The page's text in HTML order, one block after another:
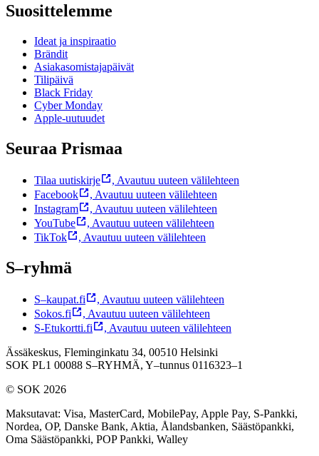
Suosittelemme
Ideat ja inspiraatio
Brändit
Asiakasomistajapäivät
Tilipäivä
Black Friday
Cyber Monday
Apple-uutuudet
Seuraa Prismaa
Tilaa uutiskirje , Avautuu uuteen välilehteen
Facebook
, Avautuu uuteen välilehteen
Instagram
, Avautuu uuteen välilehteen
YouTube
, Avautuu uuteen välilehteen
TikTok
, Avautuu uuteen välilehteen
S–ryhmä
S–kaupat.fi , Avautuu uuteen välilehteen
Sokos.fi
, Avautuu uuteen välilehteen
S-Etukortti.fi
, Avautuu uuteen välilehteen
Ässäkeskus, Fleminginkatu 34, 00510 Helsinki
SOK PL1 00088 S–RYHMÄ, Y–tunnus 0116323–1
© SOK 2026
Maksutavat: Visa, MasterCard, MobilePay, Apple Pay, S-Pankki,
Nordea, OP, Danske Bank, Aktia, Ålandsbanken, Säästöpankki,
Oma Säästöpankki, POP Pankki, Walley